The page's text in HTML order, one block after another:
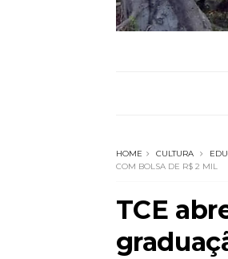
HOME CULTURA
COM BOLSA DE R$ 2 MIL
TCE